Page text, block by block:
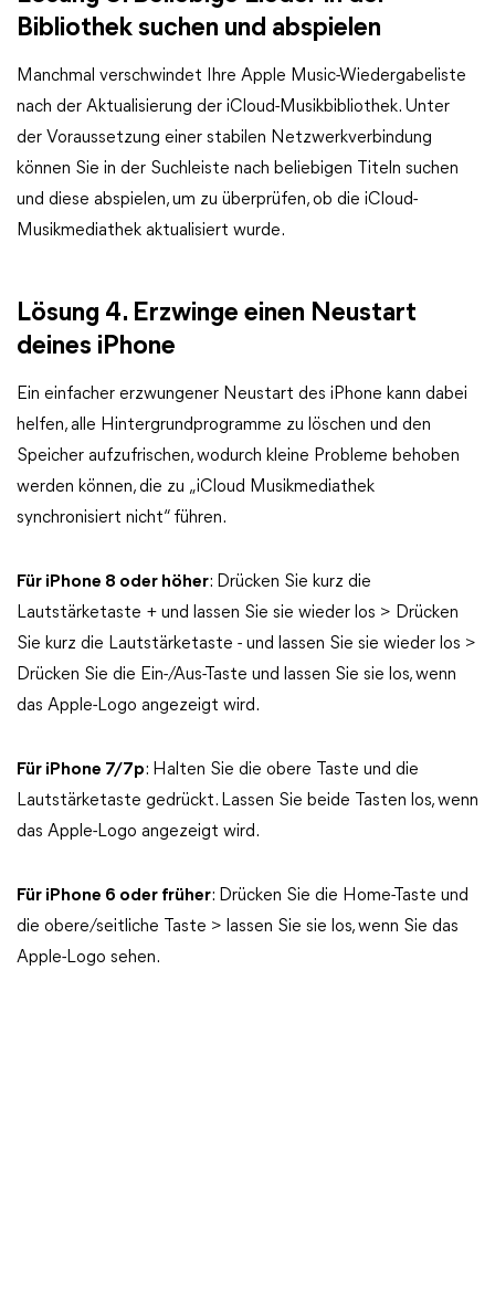
Bibliothek suchen und abspielen
Manchmal verschwindet Ihre Apple Music-Wiedergabeliste
nach der Aktualisierung der iCloud-Musikbibliothek. Unter
der Voraussetzung einer stabilen Netzwerkverbindung
können Sie in der Suchleiste nach beliebigen Titeln suchen
und diese abspielen, um zu überprüfen, ob die iCloud-
Musikmediathek aktualisiert wurde.
Lösung 4. Erzwinge einen Neustart
deines iPhone
Ein einfacher erzwungener Neustart des iPhone kann dabei
helfen, alle Hintergrundprogramme zu löschen und den
Speicher aufzufrischen, wodurch kleine Probleme behoben
werden können, die zu „iCloud Musikmediathek
synchronisiert nicht“ führen.
Für iPhone 8 oder höher: Drücken Sie kurz die
Lautstärketaste + und lassen Sie sie wieder los > Drücken
Sie kurz die Lautstärketaste - und lassen Sie sie wieder los >
Drücken Sie die Ein-/Aus-Taste und lassen Sie sie los, wenn
das Apple-Logo angezeigt wird.
Für iPhone 7/7p: Halten Sie die obere Taste und die
Lautstärketaste gedrückt. Lassen Sie beide Tasten los, wenn
das Apple-Logo angezeigt wird.
Für iPhone 6 oder früher: Drücken Sie die Home-Taste und
die obere/seitliche Taste > lassen Sie sie los, wenn Sie das
Apple-Logo sehen.